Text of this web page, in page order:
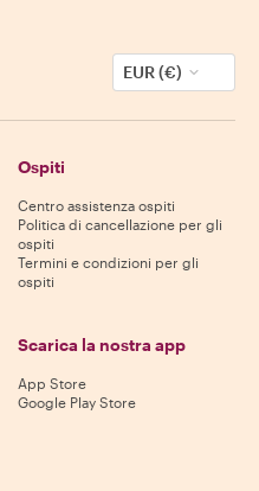
EUR (€)
Ospiti
Centro assistenza ospiti
Politica di cancellazione per gli
ospiti
Termini e condizioni per gli
ospiti
Scarica la nostra app
App Store
Google Play Store